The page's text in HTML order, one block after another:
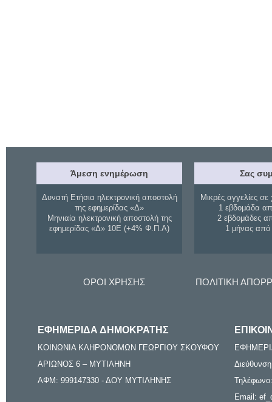
Άμεση ενημέρωση
Δυνατή Ετήσια ηλεκτρονική αποστολή
της εφημερίδας «Δ»
Μηνιαία ηλεκτρονική αποστολή της
εφημερίδας «Δ» 10Ε (+4% Φ.Π.Α)
Σας
Μικρές αγγελίες σε
1 εβδομάδα
2 εβδομάδες
1 μήνας
ΟΡΟΙ ΧΡΗΣΗΣ ΠΟΛΙΤΙΚΗ
ΕΦΗΜΕΡΙΔΑ ΔΗΜΟΚΡΑΤΗΣ
ΚΟΙΝΩΝΙΑ ΚΛΗΡΟΝΟΜΩΝ ΓΕΩΡΓΙΟΥ ΣΚΟΥΦΟΥ
ΑΡΙΩΝΟΣ 6 – ΜΥΤΙΛΗΝΗ
ΑΦΜ: 999147330 - ΔΟΥ ΜΥΤΙΛΗΝΗΣ
Email: